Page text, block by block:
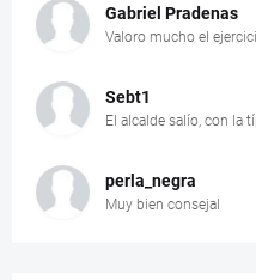
Gabriel Pradenas
Valoro mucho el
Sebt1
El alcalde salío, con la
perla_negra
Muy bien consejal